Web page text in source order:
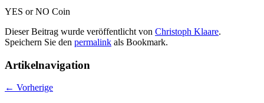
YES or NO Coin
Dieser Beitrag wurde veröffentlicht von Christoph Klaare.
Speichern Sie den permalink als Bookmark.
Artikelnavigation
← Vorherige